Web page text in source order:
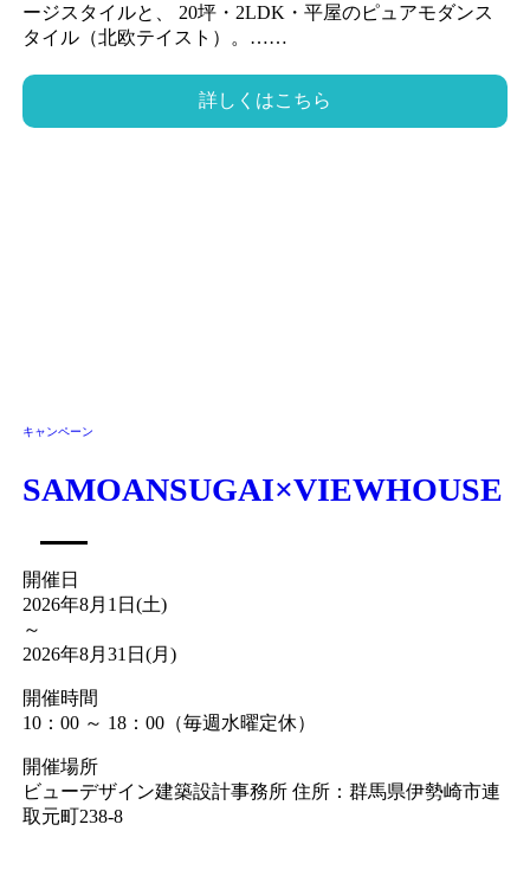
ージスタイルと、 20坪・2LDK・平屋のピュアモダンス
タイル（北欧テイスト）。……
詳しくはこちら
キャンペーン
SAMOANSUGAI×VIEWHOUSE
開催日
2026年8月1日(土)
～
2026年8月31日(月)
開催時間
10：00 ～ 18：00（毎週水曜定休）
開催場所
ビューデザイン建築設計事務所 住所：群馬県伊勢崎市連
取元町238-8